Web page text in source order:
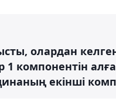
олардан
компонентін
екінші